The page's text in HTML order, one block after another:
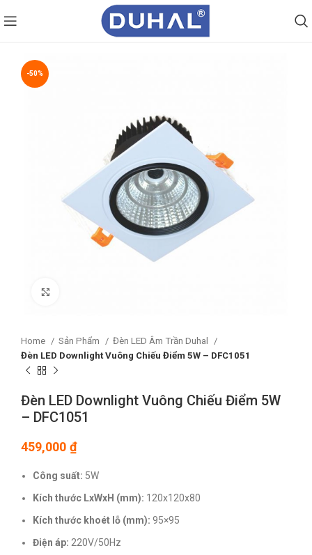
-50%
Home Sản Phẩm
Đèn LED Âm Trần Duhal
Đèn LED Downlight Vuông Chiếu Điểm 5W – DFC1051
Đèn LED Downlight Vuông Chiếu Điểm 5W
– DFC1051
459,000 ₫
Công suất: 5W
Kích thước LxWxH (mm): 120x120x80
Kích thước khoét lỗ (mm): 95×95
Điện áp: 220V/50Hz